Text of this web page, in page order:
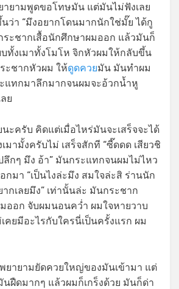
ายามพูดขอโทษมัน แต่มันไม่ฟังเลย
ว่า “มึงอยากโดนมากนักใช่มั๊ย ได้กู
ระชากเสื้อนักศึกษาผมออก แล้วมันก็
ทั้งเมาทั้งโมโห จิกหัวผมให้กลับขึ้น
ะชากหัวผม ให้ดูดควยมัน มันทำผม
แทกมาลึกมากจนผมจะอ้วกน้ำหู
ย
ะครับ คิดแต่เมื่อไหร่มันจะเสร็จจะได้
มามั้งครับไม่ เสร็จสักที “ซี๊ดดด เสียวชิ
ลึกๆ มึง อ้า” มันกระแทกจนผมไม่ไหว
มา “เป็นไงล่ะมึง สมใจล่ะสิ ร่านนัก
กเลยมึง” เท่านั้นล่ะ มันกระชาก
ออก จับผมนอนคว่ำ ผมใจหายวาบ
เคยมีอะไรกับใครนี่เป็นครั้งแรก ผม
ายามยัดควยใหญ่ของมันเข้ามา แต่
นฝืดมากๆ แล้วผมก็เกร็งด้วย มันก็ด่า